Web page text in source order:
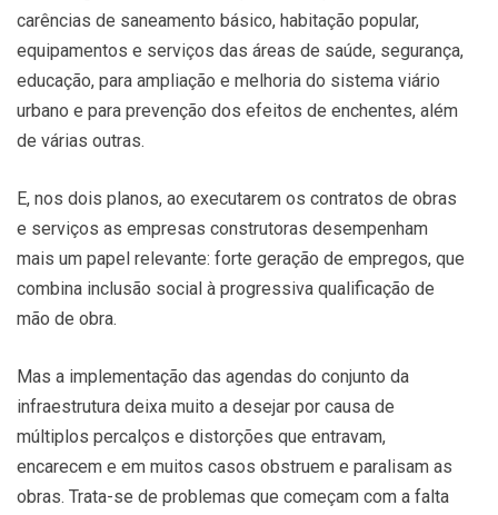
carências de saneamento básico, habitação popular,
equipamentos e serviços das áreas de saúde, segurança,
educação, para ampliação e melhoria do sistema viário
urbano e para prevenção dos efeitos de enchentes, além
de várias outras.
E, nos dois planos, ao executarem os contratos de obras
e serviços as empresas construtoras desempenham
mais um papel relevante: forte geração de empregos, que
combina inclusão social à progressiva qualificação de
mão de obra.
Mas a implementação das agendas do conjunto da
infraestrutura deixa muito a desejar por causa de
múltiplos percalços e distorções que entravam,
encarecem e em muitos casos obstruem e paralisam as
obras. Trata-se de problemas que começam com a falta